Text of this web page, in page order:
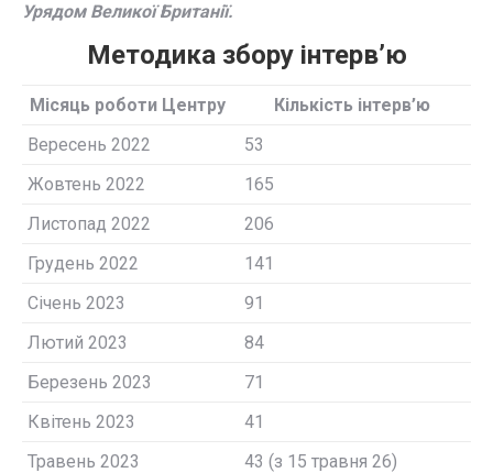
Урядом Великої Британії.
Методика збору інтерв’ю
Місяць роботи Центру
Кількість інтерв’ю
Вересень 2022
53
Жовтень 2022
165
Листопад 2022
206
Грудень 2022
141
Січень 2023
91
Лютий 2023
84
Березень 2023
71
Квітень 2023
41
Травень 2023
43 (з 15 травня 26)